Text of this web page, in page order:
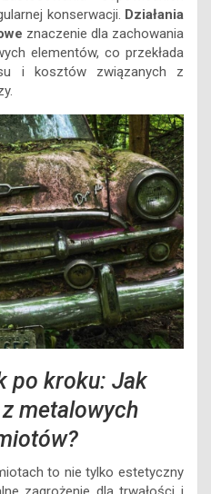
konserwacji. Działania
znaczenie dla zachowania
elementów, co przekłada
i kosztów związanych z
po kroku: Jak
metalowych
to nie tylko estetyczny